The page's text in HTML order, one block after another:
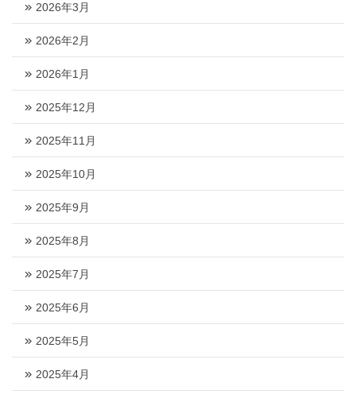
2026年3月
2026年2月
2026年1月
2025年12月
2025年11月
2025年10月
2025年9月
2025年8月
2025年7月
2025年6月
2025年5月
2025年4月